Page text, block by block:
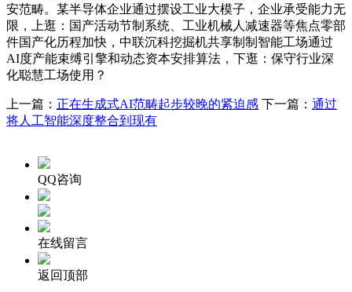
安范畴。某半导体企业通过摆设工业大模子，企业承受能力无
限，上逛：国产活动节制系统、工业机械人减速器等焦点零部
件国产化历程加快，中联沉科挖掘机共享制制智能工场通过
AI度产能束缚引擎和动态资本安排算法，下逛：保守行业深
化聪慧工场使用？
上一篇： 正在生成式AI范畴起步较晚的紧迫感 下一篇： 通过
将人工智能深度整合到现有
QQ咨询
在线留言
返回顶部